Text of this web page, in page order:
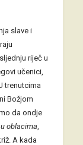
slave i
riječ u
učenici,
trenutcima
Božjom
da ondje
u oblacima
A kada